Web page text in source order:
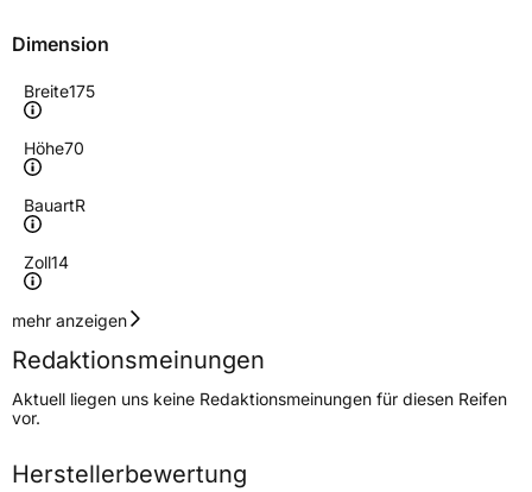
Dimension
Breite175
Höhe70
BauartR
Zoll14
Geschwindigkeitsindex
Höchstgeschwindigkeit
190 km/h
Lastindex88
Höchstlast560 kg
mehr anzeigen
Redaktionsmeinungen
Aktuell liegen uns keine Redaktionsmeinungen für diesen Reifen
vor.
Herstellerbewertung